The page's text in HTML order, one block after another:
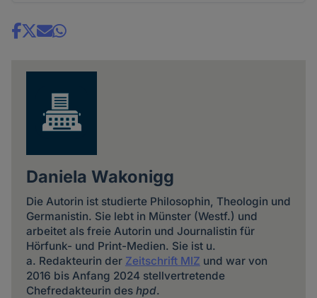
Share
Daniela Wakonigg
Die Autorin ist studierte Philosophin, Theologin und
Germanistin. Sie lebt in Münster (Westf.) und
arbeitet als freie Autorin und Journalistin für
Hörfunk- und Print-Medien. Sie ist u.
a. Redakteurin der Zeitschrift MIZ und war von
2016 bis Anfang 2024 stellvertretende
Chefredakteurin des hpd.